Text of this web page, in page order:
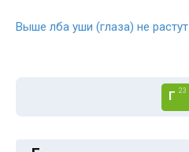
Выше лба уши (глаза) не растут
Г 23